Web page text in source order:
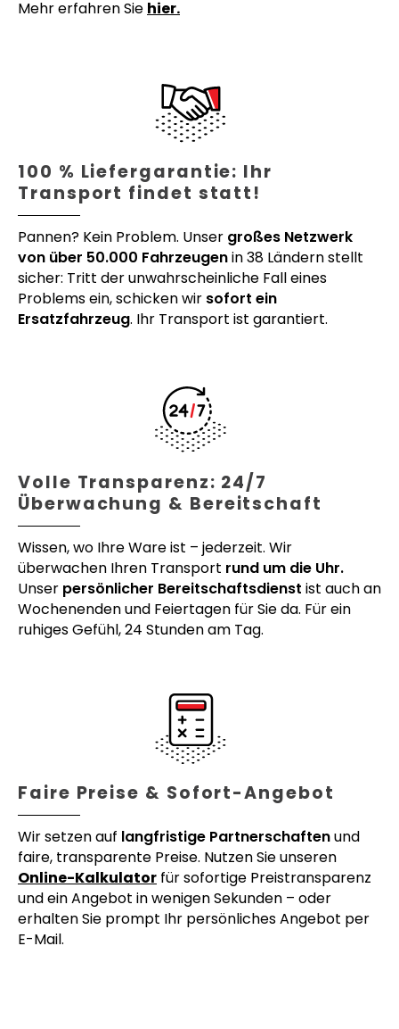
Mehr erfahren Sie hier.
100 % Liefergarantie: Ihr
Transport findet statt!
Pannen? Kein Problem. Unser großes Netzwerk
von über 50.000 Fahrzeugenin 38 Ländern stellt
sicher: Tritt der unwahrscheinliche Fall eines
Problems ein, schicken wir sofort ein
Ersatzfahrzeug. Ihr Transport ist garantiert.
Volle Transparenz: 24/7
Überwachung & Bereitschaft
Wissen, wo Ihre Ware ist – jederzeit. Wir
überwachen Ihren Transport rund um die Uhr.
Unser persönlicher Bereitschaftsdienst ist auch an
Wochenenden und Feiertagen für Sie da. Für ein
ruhiges Gefühl, 24 Stunden am Tag.
Faire Preise & Sofort-Angebot
Wir setzen auf langfristige Partnerschaftenund
faire, transparente Preise. Nutzen Sie unseren
Online-Kalkulator für sofortige Preistransparenz
und ein Angebot in wenigen Sekunden – oder
erhalten Sie prompt Ihr persönliches Angebot per
E-Mail.